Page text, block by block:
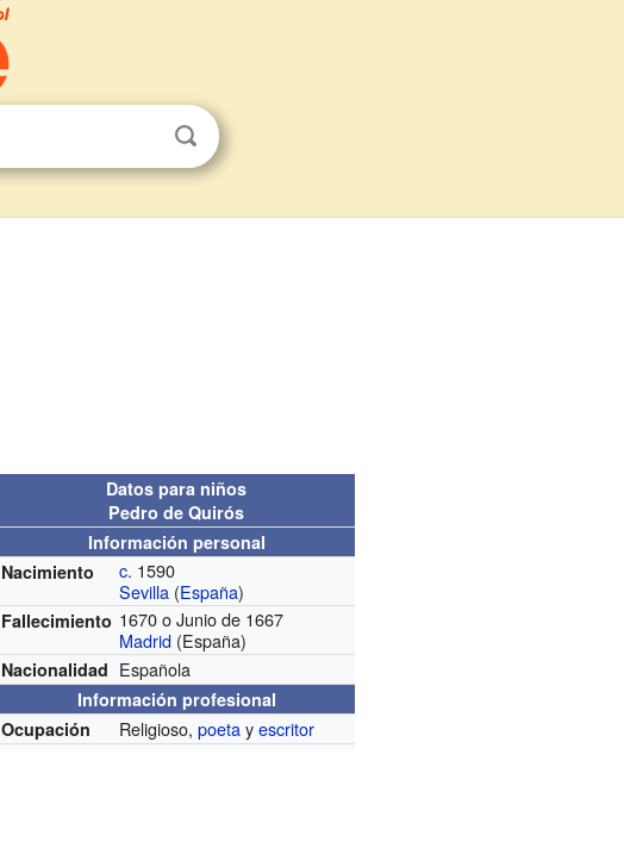
Datos para niños
Pedro de Quirós
Información personal
Nacimiento
c. 1590
Sevilla (España)
Fallecimiento 1670 o Junio de 1667
Madrid (España)
Nacionalidad Española
Información profesional
Ocupación
Religioso,poetayescritor